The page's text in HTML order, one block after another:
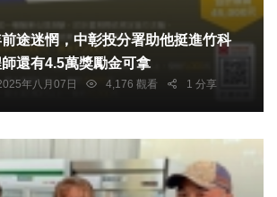
途迷惘，中彰投分署助他挺進竹科
還有4.5萬獎勵金可拿
年八月07日 4,176 觀看 1 分享